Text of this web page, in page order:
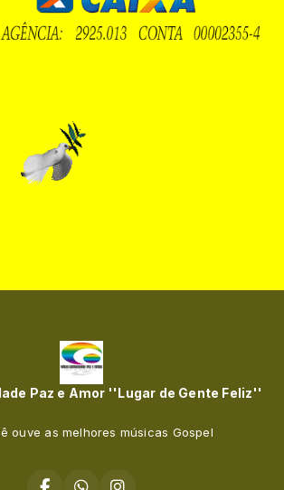
Paz e Amor ''Lugar de Gente Feliz''
ouve as melhores músicas Gospel